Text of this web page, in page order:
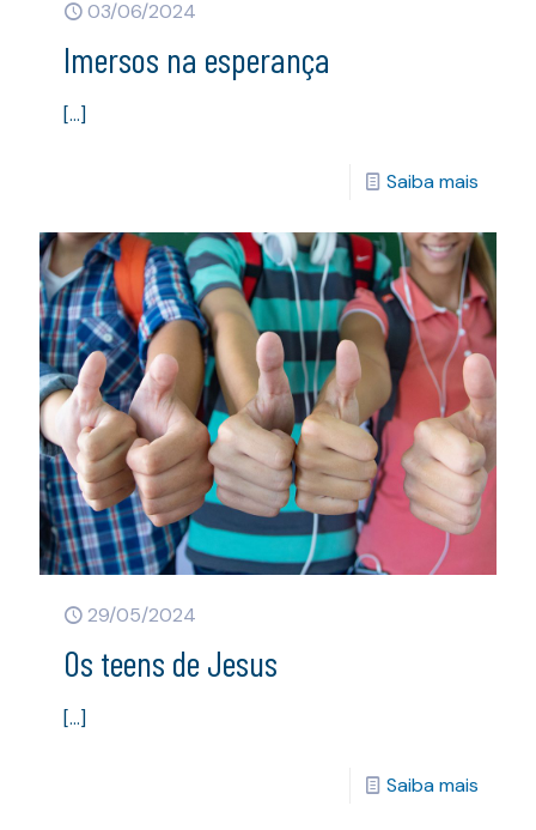
03/06/2024
Imersos na esperança
[…]
Saiba mais
29/05/2024
Os teens de Jesus
[…]
Saiba mais